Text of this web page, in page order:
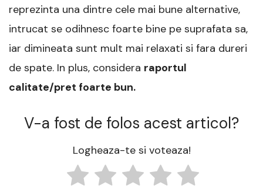
reprezinta una dintre cele mai bune alternative,
intrucat se odihnesc foarte bine pe suprafata sa,
iar dimineata sunt mult mai relaxati si fara dureri
de spate. In plus, considera raportul
calitate/pret foarte bun.
V-a fost de folos acest articol?
Logheaza-te si voteaza!